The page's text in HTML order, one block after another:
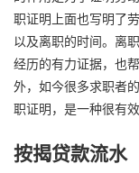
职证明上面也写明了
以及离职的时间。离
经历的有力证据，也
外，如今很多求职者
职证明，是一种很有
按揭贷款流水